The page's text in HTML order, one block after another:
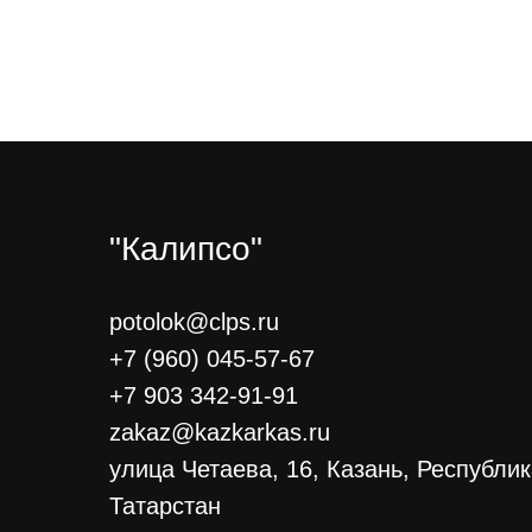
"Калипсо"
potolok@clps.ru
+7 (960) 045-57-67
+7 903 342-91-91
zakaz@kazkarkas.ru
улица Четаева, 16, Казань,
Татарстан